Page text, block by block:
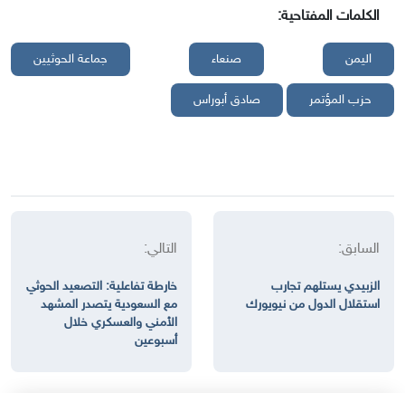
الكلمات المفتاحية:
اليمن صنعاء جماعة الحوثيين
حزب المؤتمر صادق أبوراس
السابق:
الزبيدي يستلهم تجارب
استقلال الدول من نيويورك
التالي:
خارطة تفاعلية: التصعيد الحوثي
مع السعودية يتصدر المشهد
الأمني والعسكري خلال
أسبوعين